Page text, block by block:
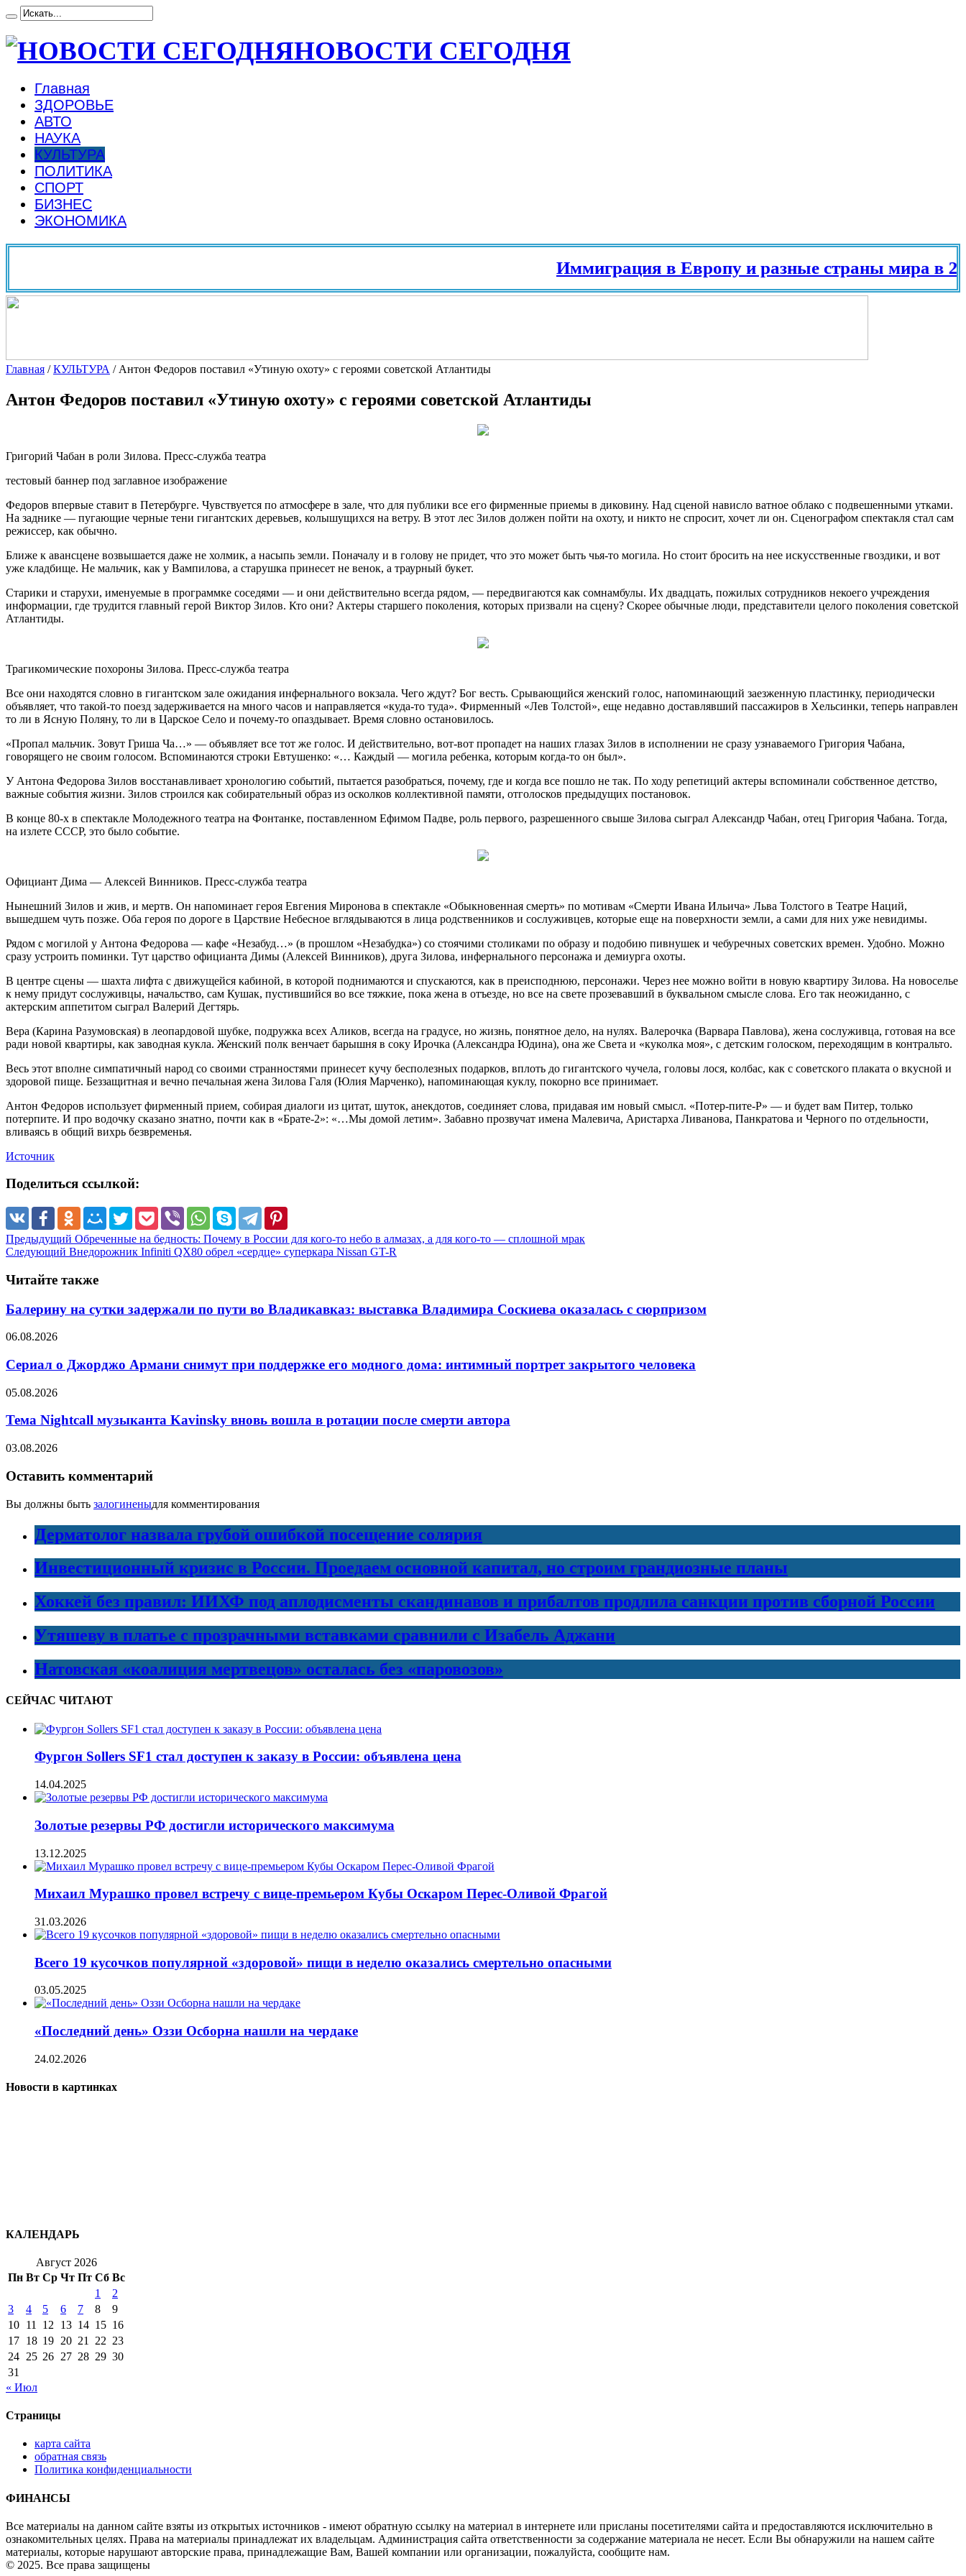
НОВОСТИ СЕГОДНЯ
Главная
ЗДОРОВЬЕ
АВТО
НАУКА
КУЛЬТУРА
ПОЛИТИКА
СПОРТ
БИЗНЕС
ЭКОНОМИКА
Иммиграция в Европу и разные страны мира в 2025
Главная /КУЛЬТУРА / Антон Федоров поставил «Утиную охоту» с героями советской Атлантиды
Антон Федоров поставил «Утиную охоту» с героями советской Атлантиды
Григорий Чабан в роли Зилова. Пресс-служба театра
тестовый баннер под заглавное изображение
Федоров впервые ставит в Петербурге. Чувствуется по атмосфере в зале, что для публики все его фирменные приемы в диковину. Над сценой нависло ватное облако с подвешенными утками.
На заднике — пугающие черные тени гигантских деревьев, колышущихся на ветру. В этот лес Зилов должен пойти на охоту, и никто не спросит, хочет ли он. Сценографом спектакля стал сам
режиссер, как обычно.
Ближе к авансцене возвышается даже не холмик, а насыпь земли. Поначалу и в голову не придет, что это может быть чья-то могила. Но стоит бросить на нее искусственные гвоздики, и вот
уже кладбище. Не мальчик, как у Вампилова, а старушка принесет не венок, а траурный букет.
Старики и старухи, именуемые в программке соседями — и они действительно всегда рядом, — передвигаются как сомнамбулы. Их двадцать, пожилых сотрудников некоего учреждения
информации, где трудится главный герой Виктор Зилов. Кто они? Актеры старшего поколения, которых призвали на сцену? Скорее обычные люди, представители целого поколения советской
Атлантиды.
Трагикомические похороны Зилова. Пресс-служба театра
Все они находятся словно в гигантском зале ожидания инфернального вокзала. Чего ждут? Бог весть. Срывающийся женский голос, напоминающий заезженную пластинку, периодически
объявляет, что такой-то поезд задерживается на много часов и направляется «куда-то туда». Фирменный «Лев Толстой», еще недавно доставлявший пассажиров в Хельсинки, теперь направлен
то ли в Ясную Поляну, то ли в Царское Село и почему-то опаздывает. Время словно остановилось.
«Пропал мальчик. Зовут Гриша Ча…» — объявляет все тот же голос. И действительно, вот-вот пропадет на наших глазах Зилов в исполнении не сразу узнаваемого Григория Чабана,
говорящего не своим голосом. Вспоминаются строки Евтушенко: «… Каждый — могила ребенка, которым когда-то он был».
У Антона Федорова Зилов восстанавливает хронологию событий, пытается разобраться, почему, где и когда все пошло не так. По ходу репетиций актеры вспоминали собственное детство,
важные события жизни. Зилов строился как собирательный образ из осколков коллективной памяти, отголосков предыдущих постановок.
В конце 80-х в спектакле Молодежного театра на Фонтанке, поставленном Ефимом Падве, роль первого, разрешенного свыше Зилова сыграл Александр Чабан, отец Григория Чабана. Тогда,
на излете СССР, это было событие.
Официант Дима — Алексей Винников. Пресс-служба театра
Нынешний Зилов и жив, и мертв. Он напоминает героя Евгения Миронова в спектакле «Обыкновенная смерть» по мотивам «Смерти Ивана Ильича» Льва Толстого в Театре Наций,
вышедшем чуть позже. Оба героя по дороге в Царствие Небесное вглядываются в лица родственников и сослуживцев, которые еще на поверхности земли, а сами для них уже невидимы.
Рядом с могилой у Антона Федорова — кафе «Незабуд…» (в прошлом «Незабудка») со стоячими столиками по образу и подобию пивнушек и чебуречных советских времен. Удобно. Можно
сразу устроить поминки. Тут царство официанта Димы (Алексей Винников), друга Зилова, инфернального персонажа и демиурга охоты.
В центре сцены — шахта лифта с движущейся кабиной, в которой поднимаются и спускаются, как в преисподнюю, персонажи. Через нее можно войти в новую квартиру Зилова. На новоселье
к нему придут сослуживцы, начальство, сам Кушак, пустившийся во все тяжкие, пока жена в отъезде, но все на свете прозевавший в буквальном смысле слова. Его так неожиданно, с
актерским аппетитом сыграл Валерий Дегтярь.
Вера (Карина Разумовская) в леопардовой шубке, подружка всех Аликов, всегда на градусе, но жизнь, понятное дело, на нулях. Валерочка (Варвара Павлова), жена сослуживца, готовая на все
ради новой квартиры, как заводная кукла. Женский полк венчает барышня в соку Ирочка (Александра Юдина), она же Света и «куколка моя», с детским голоском, переходящим в контральто.
Весь этот вполне симпатичный народ со своими странностями принесет кучу бесполезных подарков, вплоть до гигантского чучела, головы лося, колбас, как с советского плаката о вкусной и
здоровой пище. Беззащитная и вечно печальная жена Зилова Галя (Юлия Марченко), напоминающая куклу, покорно все принимает.
Антон Федоров использует фирменный прием, собирая диалоги из цитат, шуток, анекдотов, соединяет слова, придавая им новый смысл. «Потер-пите-Р» — и будет вам Питер, только
потерпите. И про водочку сказано знатно, почти как в «Брате-2»: «…Мы домой летим». Забавно прозвучат имена Малевича, Аристарха Ливанова, Панкратова и Черного по отдельности,
вливаясь в общий вихрь безвременья.
Источник
Поделиться ссылкой:
Предыдущий Обреченные на бедность: Почему в России для кого-то небо в алмазах, а для кого-то — сплошной мрак
Следующий Внедорожник Infiniti QX80 обрел «сердце» суперкара Nissan GT-R
Читайте также
Балерину на сутки задержали по пути во Владикавказ: выставка Владимира Соскиева оказалась с сюрпризом
06.08.2026
Сериал о Джорджо Армани снимут при поддержке его модного дома: интимный портрет закрытого человека
05.08.2026
Тема Nightcall музыканта Kavinsky вновь вошла в ротации после смерти автора
03.08.2026
Оставить комментарий
Вы должны быть залогиненыдля комментирования
Дерматолог назвала грубой ошибкой посещение солярия
Инвестиционный кризис в России. Проедаем основной капитал, но строим грандиозные планы
Хоккей без правил: ИИХФ под аплодисменты скандинавов и прибалтов продлила санкции против сборной России
Утяшеву в платье с прозрачными вставками сравнили с Изабель Аджани
Натовская «коалиция мертвецов» осталась без «паровозов»
СЕЙЧАС ЧИТАЮТ
Фургон Sollers SF1 стал доступен к заказу в России: объявлена цена
14.04.2025
Золотые резервы РФ достигли исторического максимума
13.12.2025
Михаил Мурашко провел встречу с вице-премьером Кубы Оскаром Перес-Оливой Фрагой
31.03.2026
Всего 19 кусочков популярной «здоровой» пищи в неделю оказались смертельно опасными
03.05.2025
«Последний день» Оззи Осборна нашли на чердаке
24.02.2026
Новости в картинках
КАЛЕНДАРЬ
Август 2026
Пн Вт Ср Чт Пт Сб Вс
1
2
3
4 5 6 7 8
9
10 11 12 13 14 15 16
17 18 19 20 21 22 23
24 25 26 27 28 29 30
31
« Июл
Страницы
карта сайта
обратная связь
Политика конфиденциальности
ФИНАНСЫ
Все материалы на данном сайте взяты из открытых источников - имеют обратную ссылку на материал в интернете или присланы посетителями сайта и предоставляются исключительно в
ознакомительных целях. Права на материалы принадлежат их владельцам. Администрация сайта ответственности за содержание материала не несет. Если Вы обнаружили на нашем сайте
материалы, которые нарушают авторские права, принадлежащие Вам, Вашей компании или организации, пожалуйста, сообщите нам.
© 2025. Все права защищены